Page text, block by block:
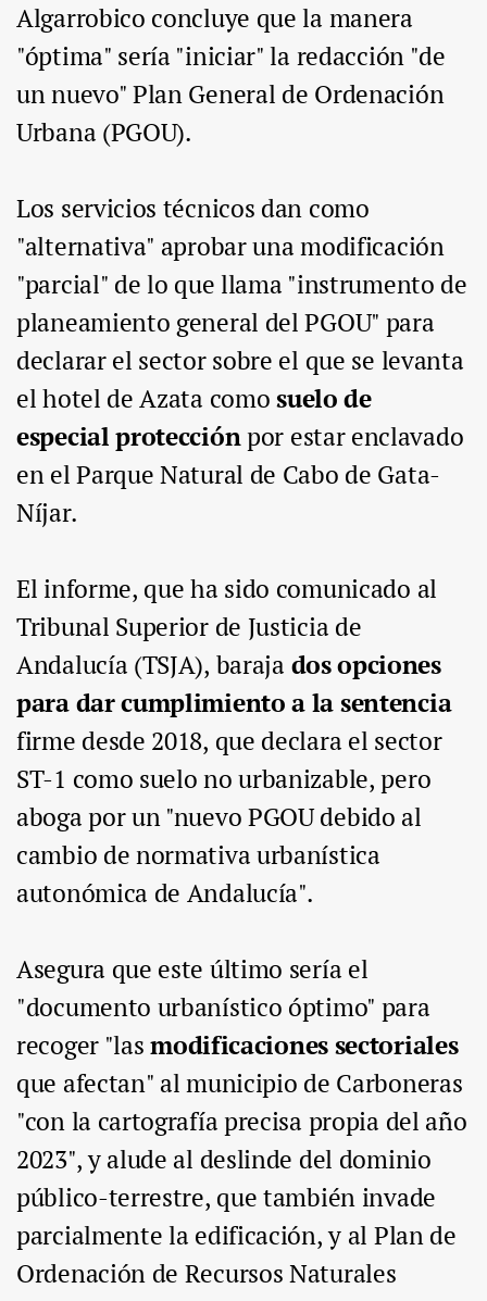
Algarrobico concluye que la manera
"óptima" sería "iniciar" la redacción "de
un nuevo" Plan General de Ordenación
Urbana (PGOU).
Los servicios técnicos dan como
"alternativa" aprobar una modificación
"parcial" de lo que llama "instrumento de
planeamiento general del PGOU" para
declarar el sector sobre el que se levanta
el hotel de Azata comosuelo de
especial protecciónpor estar enclavado
en el Parque Natural de Cabo de Gata-
Níjar.
El informe, que ha sido comunicado al
Tribunal Superior de Justicia de
Andalucía (TSJA), baraja dos opciones
para dar cumplimiento a la sentencia
firme desde 2018, que declara el sector
ST-1 como suelo no urbanizable, pero
aboga por un "nuevo PGOU debido al
cambio de normativa urbanística
autonómica de Andalucía".
Asegura que este último sería el
"documento urbanístico óptimo" para
recoger "lasmodificaciones sectoriales
que afectan" al municipio de Carboneras
"con la cartografía precisa propia del año
2023", y alude al deslinde del dominio
público-terrestre, que también invade
parcialmente la edificación, y al Plan de
Ordenación de Recursos Naturales